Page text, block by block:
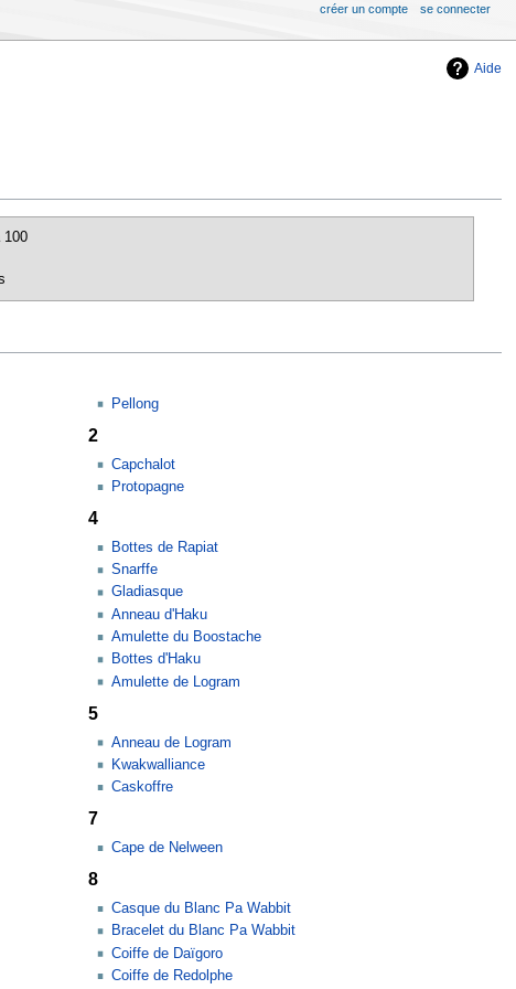
Aide
100
Pellong
2
Capchalot
Protopagne
4
Bottes de Rapiat
Snarffe
Gladiasque
Anneau d'Haku
Amulette du Boostache
Bottes d'Haku
Amulette de Logram
5
Anneau de Logram
Kwakwalliance
Caskoffre
7
Cape de Nelween
8
Casque du Blanc Pa Wabbit
Bracelet du Blanc Pa Wabbit
Coiffe de Daïgoro
Coiffe de Redolphe
créer un compte se connecter